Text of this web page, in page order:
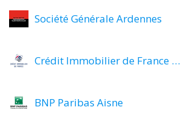
Société Générale Ardennes
Crédit Immobilier de France Alpes-de-Haute-Provence
BNP Paribas Aisne